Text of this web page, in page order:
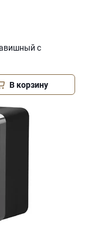
с
В корзину